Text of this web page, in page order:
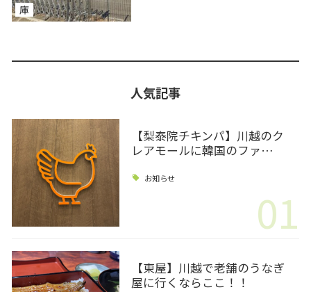
庫
人気記事
【梨泰院チキンパ】川越のク
レアモールに韓国のファ…
お知らせ
01
【東屋】川越で老舗のうなぎ
屋に行くならここ！！